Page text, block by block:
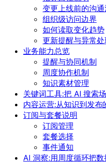
变更上线前的沟
组织级访问边界
如何读取变化趋势
更新提醒与异常处
业务能力总览
提醒与协同机制
周度协作机制
知识素材管理
关键词工具:把 AI 搜索
内容运营:从知识到发布
订阅与套餐说明
订阅管理
套餐选择
事件通知
AI 洞察:用周度循环把